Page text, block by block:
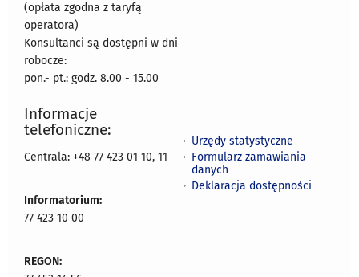
(opłata zgodna z taryfą
operatora)
Konsultanci są dostępni w dni
robocze:
pon.- pt.: godz. 8.00 - 15.00
Informacje
telefoniczne:
Centrala: +48 77 423 01 10, 11
Informatorium:
77 423 10 00
REGON:
Urzędy statystyczne
Formularz zamawiania
danych
Deklaracja dostępności